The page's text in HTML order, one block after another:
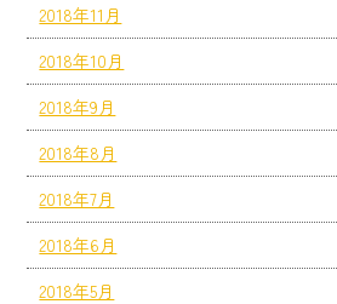
2018年11月
2018年10月
2018年9月
2018年8月
2018年7月
2018年6月
2018年5月